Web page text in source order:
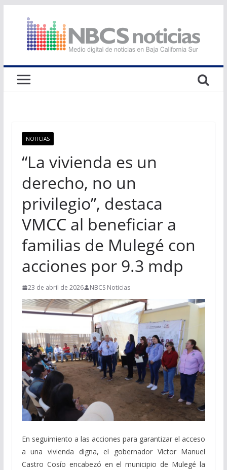
contenido
NOTICIAS
“La vivienda es un
derecho, no un
privilegio”, destaca
VMCC al beneficiar a
familias de Mulegé con
acciones por 9.3 mdp
23 de abril de 2026 NBCS Noticias
En seguimiento a las acciones para garantizar el acceso
a una vivienda digna, el gobernador Víctor Manuel
Castro Cosío encabezó en el municipio de Mulegé la